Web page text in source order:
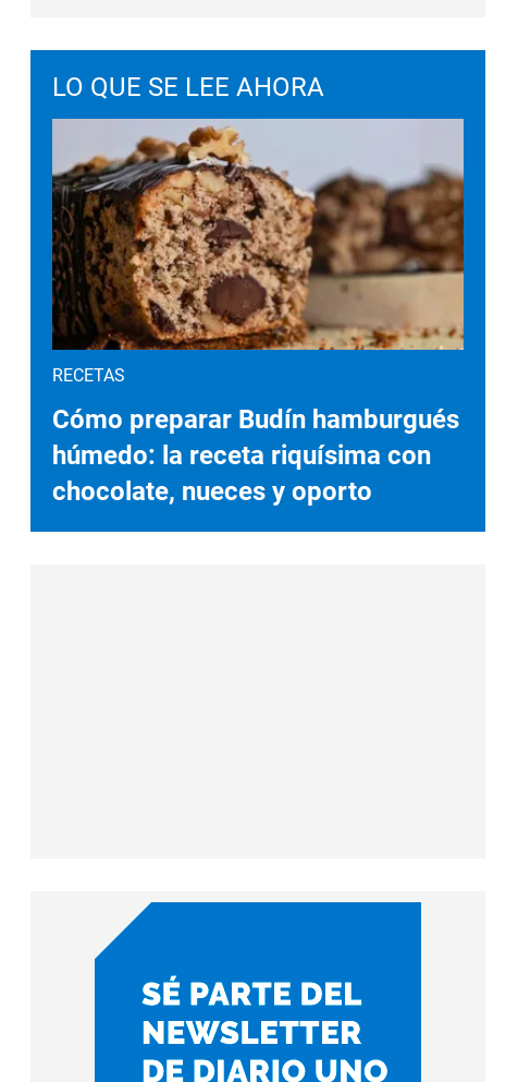
LO QUE SE LEE AHORA
RECETAS
Cómo preparar Budín hamburgués
húmedo: la receta riquísima con
chocolate, nueces y oporto